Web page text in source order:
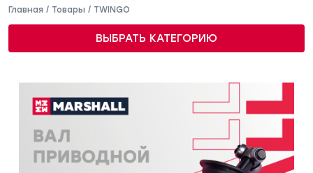
Главная / Товары / TWINGO
ВЫБРАТЬ КАТЕГОРИЮ